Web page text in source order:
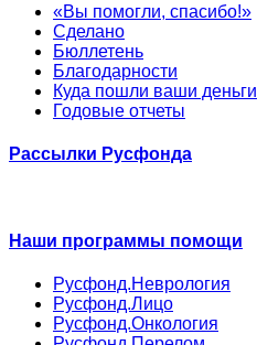
«Вы помогли, спасибо!»
Сделано
Бюллетень
Благодарности
Куда пошли ваши деньги
Годовые отчеты
Рассылки Русфонда
Наши программы помощи
Русфонд.Неврология
Русфонд.Лицо
Русфонд.Онкология